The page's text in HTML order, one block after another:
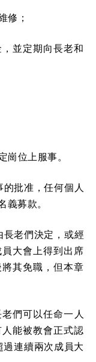
修；
並定期向長老和
位上服事。
批准，任何個人
募款。
老們決定，或經
大會上得到出席
其免職，但本章
們可以任命一人
能被教會正式認
連續兩次成員大